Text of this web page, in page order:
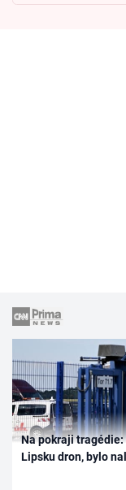
Na pokraji
Lipsku dron, bylo